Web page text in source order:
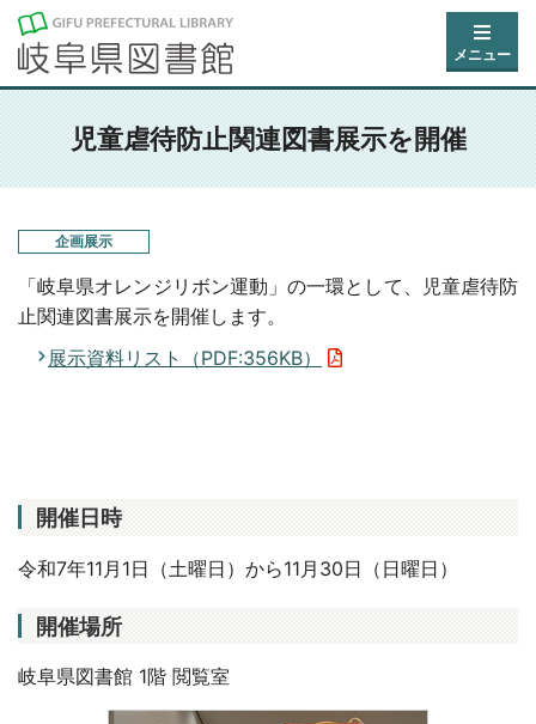
メニュー
児童虐待防止関連図書展示を開催
企画展示
「岐阜県オレンジリボン運動」の一環として、児童虐待防
止関連図書展示を開催します。
展示資料リスト（PDF:356KB）
開催日時
令和7年11月1日（土曜日）から11月30日（日曜日）
開催場所
岐阜県図書館 1階 閲覧室